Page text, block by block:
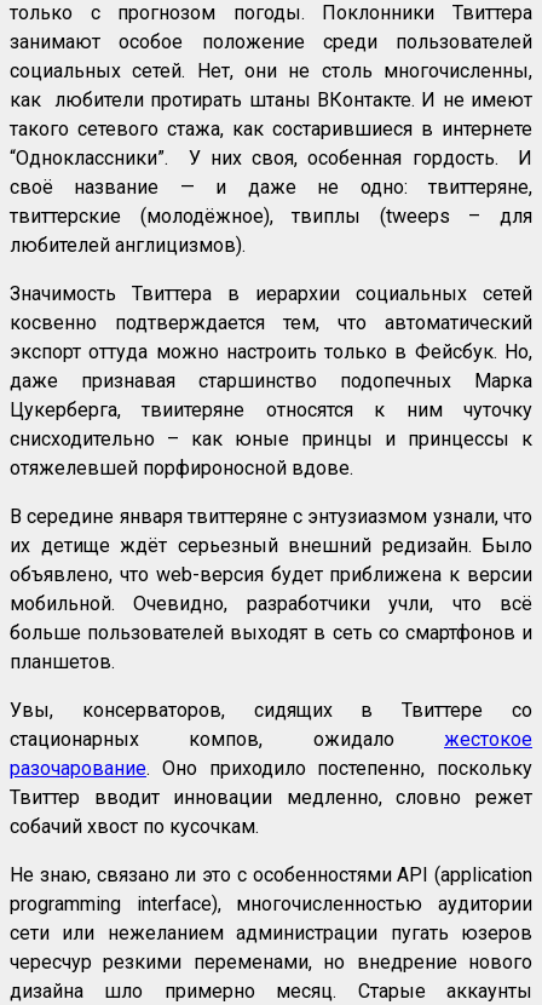
только с прогнозом погоды. Поклонники Твиттера
занимают особое положение среди пользователей
социальных сетей. Нет, они не столь многочисленны,
как любители протирать штаны ВКонтакте. И не имеют
такого сетевого стажа, как состарившиеся в интернете
“Одноклассники”. У них своя, особенная гордость. И
своё название — и даже не одно: твиттеряне,
твиттерские (молодёжное), твиплы (tweeps – для
любителей англицизмов).
Значимость Твиттера в иерархии социальных сетей
косвенно подтверждается тем, что автоматический
экспорт оттуда можно настроить только в Фейсбук. Но,
даже признавая старшинство подопечных Марка
Цукерберга, твиитеряне относятся к ним чуточку
снисходительно – как юные принцы и принцессы к
отяжелевшей порфироносной вдове.
В середине января твиттеряне с энтузиазмом узнали, что
их детище ждёт серьезный внешний редизайн. Было
объявлено, что web-версия будет приближена к версии
мобильной. Очевидно, разработчики учли, что всё
больше пользователей выходят в сеть со смартфонов и
планшетов.
Увы, консерваторов, сидящих в Твиттере со
стационарных компов, ожидало жестокое
разочарование. Оно приходило постепенно, поскольку
Твиттер вводит инновации медленно, словно режет
собачий хвост по кусочкам.
Не знаю, связано ли это с особенностями API (application
programming interface), многочисленностью аудитории
сети или нежеланием администрации пугать юзеров
чересчур резкими переменами, но внедрение нового
дизайна шло примерно месяц. Старые аккаунты